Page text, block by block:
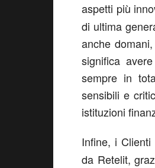
aspetti più
di ultima
anche
significa
sempre in
sensibili e
istituzioni
Infine, i Clienti
da Retelit,